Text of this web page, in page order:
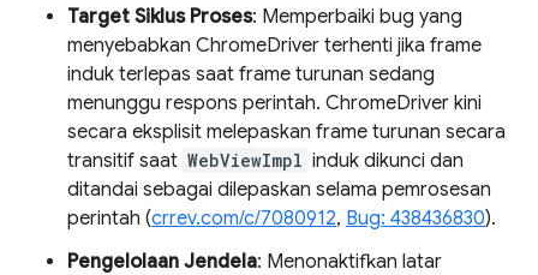
Target Siklus Proses: Memperbaiki bug yang
menyebabkan ChromeDriver terhenti jika frame
induk terlepas saat frame turunan sedang
menunggu respons perintah. ChromeDriver kini
secara eksplisit melepaskan frame turunan secara
transitif saat WebViewImpl induk dikunci dan
ditandai sebagai dilepaskan selama pemrosesan
perintah (crrev.com/c/7080912, Bug: 438436830).
Pengelolaan Jendela: Menonaktifkan latar